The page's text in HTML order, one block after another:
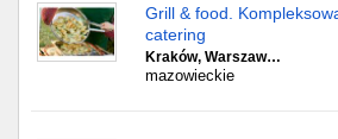
Grill & food.
catering
Kraków, Warszaw…
mazowieckie